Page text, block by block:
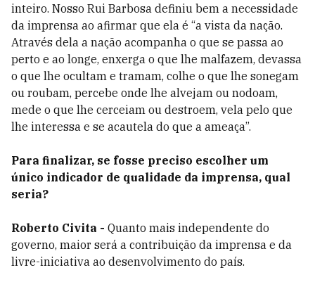
inteiro. Nosso Rui Barbosa definiu bem a necessidade
da imprensa ao afirmar que ela é “a vista da nação.
Através dela a nação acompanha o que se passa ao
perto e ao longe, enxerga o que lhe malfazem, devassa
o que lhe ocultam e tramam, colhe o que lhe sonegam
ou roubam, percebe onde lhe alvejam ou nodoam,
mede o que lhe cerceiam ou destroem, vela pelo que
lhe interessa e se acautela do que a ameaça”.
Para finalizar, se fosse preciso escolher um
único indicador de qualidade da imprensa, qual
seria?
Roberto Civita - Quanto mais independente do
governo, maior será a contribuição da imprensa e da
livre-iniciativa ao desenvolvimento do país.